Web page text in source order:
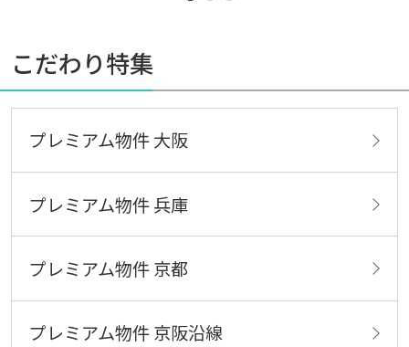
こだわり特集
プレミアム物件 大阪
プレミアム物件 兵庫
プレミアム物件 京都
プレミアム物件 京阪沿線